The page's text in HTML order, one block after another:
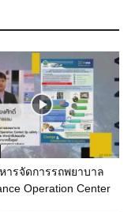
ารจัดการรถพยาบาล
Operation Center